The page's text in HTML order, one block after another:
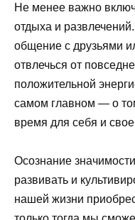
Не менее важно
отдыха и
общение с друзьями
отвлечься от
положительной
самом главном — о
время для себя и
Осознание
развивать и
нашей жизни